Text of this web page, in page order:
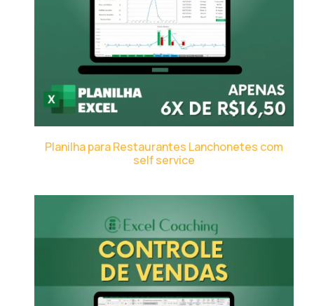
Planilha para Restaurantes Lanchonetes com
self service